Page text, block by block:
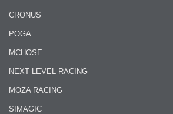
CRONUS
POGA
MCHOSE
NEXT LEVEL RACING
MOZA RACING
SIMAGIC